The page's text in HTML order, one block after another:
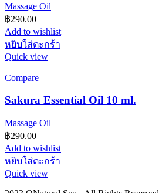
Massage Oil
฿290.00
Add to wishlist
หยิบใส่ตะกร้า
Quick view
Compare
Sakura Essential Oil 10 ml.
Massage Oil
฿290.00
Add to wishlist
หยิบใส่ตะกร้า
Quick view